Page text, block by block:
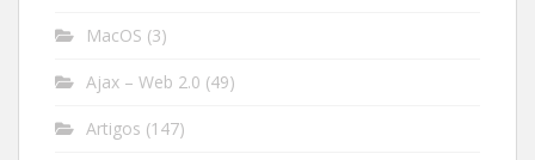
MacOS (3)
Ajax – Web 2.0 (49)
Artigos (147)